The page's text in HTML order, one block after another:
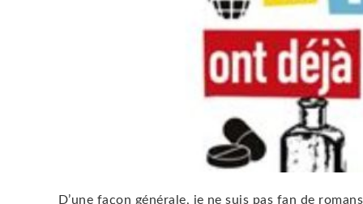
D’une façon générale, je ne suis pas fan de